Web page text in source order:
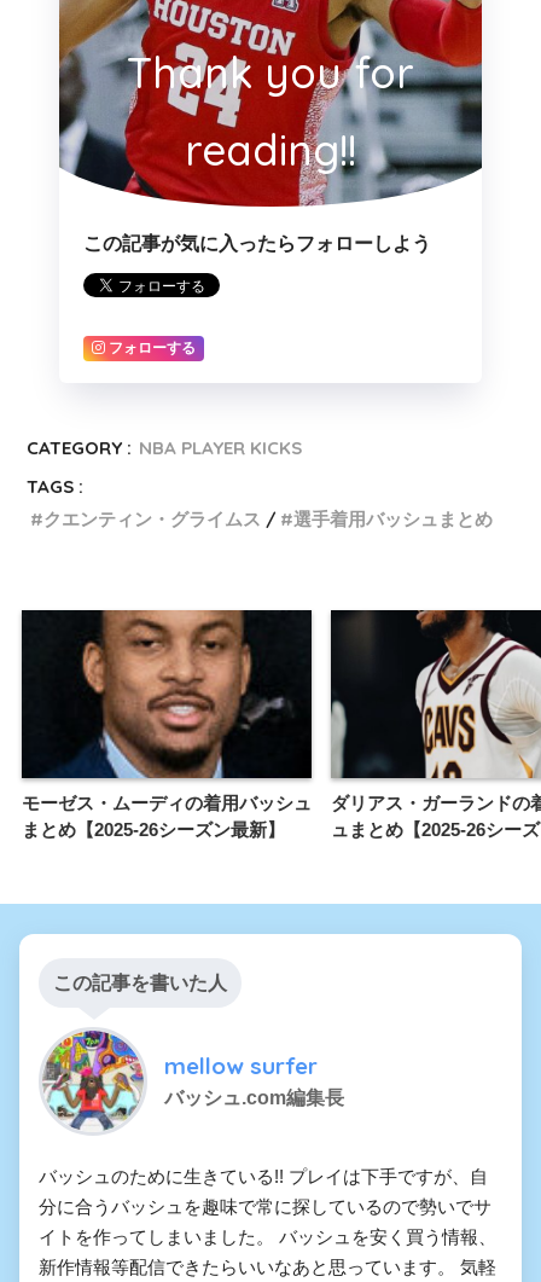
Thank you for
reading!!
この記事が気に入ったらフォローしよう
フォローする
CATEGORY : NBA PLAYER KICKS
TAGS :
クエンティン・グライムス
選手着用バッシュまとめ
モーゼス・ムーディの着用バッシュ
まとめ【2025-26シーズン最新】
ダリアス・ガーランドの
ュまとめ【2025-26シー
この記事を書いた人
mellow surfer
バッシュ.com編集長
バッシュのために生きている!! プレイは下手ですが、自
分に合うバッシュを趣味で常に探しているので勢いでサ
イトを作ってしまいました。 バッシュを安く買う情報、
新作情報等配信できたらいいなあと思っています。 気軽